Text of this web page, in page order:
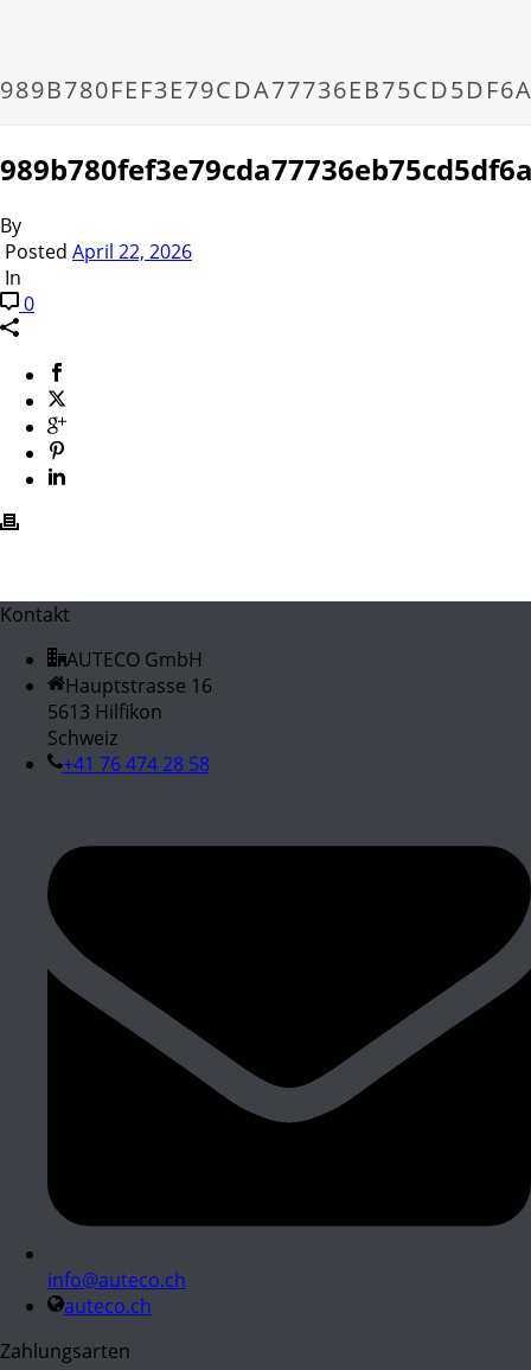
By
Posted April 22, 2026
In
0
Kontakt
AUTECO GmbH
Hauptstrasse 16
5613 Hilfikon
Schweiz
+41 76 474 28 58
info@auteco.ch
auteco.ch
Zahlungsarten